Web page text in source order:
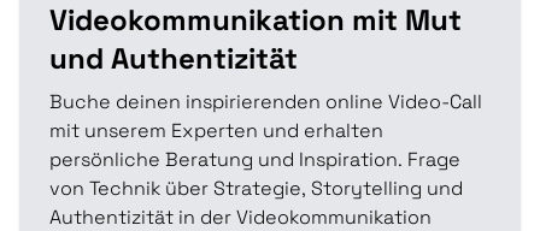
Videokommunikation mit Mut
und Authentizität
Buche deinen inspirierenden online Video-Call
mit unserem Experten und erhalten
persönliche Beratung und Inspiration. Frage
von Technik über Strategie, Storytelling und
Authentizität in der Videokommunikation